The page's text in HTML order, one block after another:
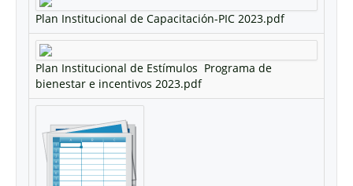
Plan Institucional de Capacitación-PIC 2023.pdf
Plan Institucional de Estímulos  Programa de
bienestar e incentivos 2023.pdf